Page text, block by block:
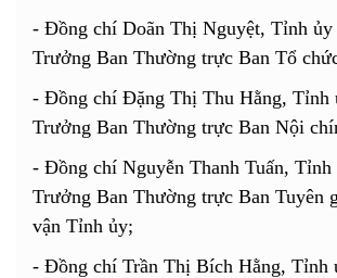
- Đồng chí Doãn Thị Nguyệt, Tỉnh ủy
Trưởng Ban Thường trực Ban Tổ
- Đồng chí Đặng Thị Thu Hằng, Tỉnh
Trưởng Ban Thường trực Ban Nội
- Đồng chí Nguyễn Thanh Tuấn, Tỉnh
Trưởng Ban Thường trực Ban Tuyên
vận Tỉnh ủy;
- Đồng chí Trần Thị Bích Hằng, Tỉnh